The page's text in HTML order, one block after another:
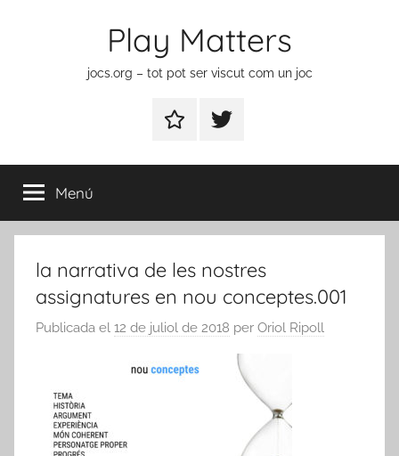
Play Matters
jocs.org – tot pot ser viscut com un joc
ContactarElement
menú
Menú
la narrativa de les nostres
assignatures en nou conceptes.001
Publicada el 12 de juliol de 2018 per Oriol Ripoll